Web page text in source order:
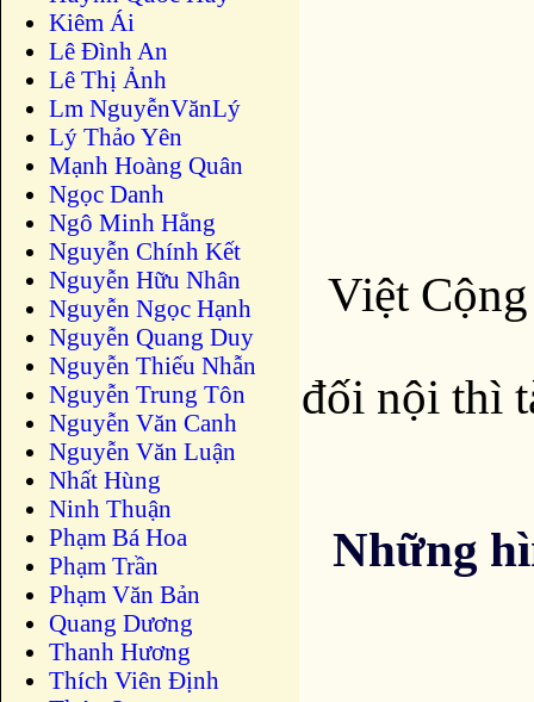
Kiêm Ái
Lê Đình An
Lê Thị Ảnh
Lm NguyễnVănLý
Lý Thảo Yên
Mạnh Hoàng Quân
Ngọc Danh
Ngô Minh Hằng
Nguyễn Chính Kết
Nguyễn Hữu Nhân
Nguyễn Ngọc Hạnh
Nguyễn Quang Duy
Nguyễn Thiếu Nhẫn
Nguyễn Trung Tôn
Nguyễn Văn Canh
Nguyễn Văn Luận
Nhất Hùng
Ninh Thuận
Phạm Bá Hoa
Phạm Trần
Phạm Văn Bản
Quang Dương
Thanh Hương
Thích Viên Định
Việt
đối nội thì
Những